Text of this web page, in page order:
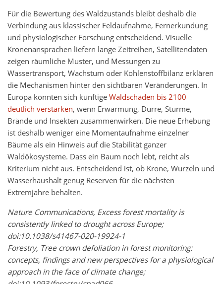
Für die Bewertung des Waldzustands bleibt deshalb die
Verbindung aus klassischer Feldaufnahme, Fernerkundung
und physiologischer Forschung entscheidend. Visuelle
Kronenansprachen liefern lange Zeitreihen, Satellitendaten
zeigen räumliche Muster, und Messungen zu
Wassertransport, Wachstum oder Kohlenstoffbilanz erklären
die Mechanismen hinter den sichtbaren Veränderungen. In
Europa könnten sich künftigeWaldschäden bis 2100
deutlich verstärken, wenn Erwärmung, Dürre, Stürme,
Brände und Insekten zusammenwirken. Die neue Erhebung
ist deshalb weniger eine Momentaufnahme einzelner
Bäume als ein Hinweis auf die Stabilität ganzer
Waldökosysteme. Dass ein Baum noch lebt, reicht als
Kriterium nicht aus. Entscheidend ist, ob Krone, Wurzeln und
Wasserhaushalt genug Reserven für die nächsten
Extremjahre behalten.
Nature Communications, Excess forest mortality is
consistently linked to drought across Europe;
doi:10.1038/s41467-020-19924-1
Forestry, Tree crown defoliation in forest monitoring:
concepts, findings and new perspectives for a physiological
approach in the face of climate change;